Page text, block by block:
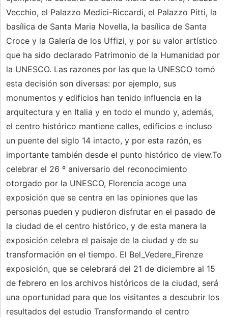
Vecchio, el Palazzo Medici-Riccardi, el Palazzo Pitti, la
basílica de Santa Maria Novella, la basílica de Santa
Croce y la Galería de los Uffizi, y por su valor artístico
que ha sido declarado Patrimonio de la Humanidad por
la UNESCO. Las razones por las que la UNESCO tomó
esta decisión son diversas: por ejemplo, sus
monumentos y edificios han tenido influencia en la
arquitectura y en Italia y en todo el mundo y, además,
el centro histórico mantiene calles, edificios e incluso
un puente del siglo 14 intacto, y por esta razón, es
importante también desde el punto histórico de view.To
celebrar el 26 º aniversario del reconocimiento
otorgado por la UNESCO, Florencia acoge una
exposición que se centra en las opiniones que las
personas pueden y pudieron disfrutar en el pasado de
la ciudad de el centro histórico, y de esta manera la
exposición celebra el paisaje de la ciudad y de su
transformación en el tiempo. El Bel_Vedere_Firenze
exposición, que se celebrará del 21 de diciembre al 15
de febrero en los archivos históricos de la ciudad, será
una oportunidad para que los visitantes a descubrir los
resultados del estudio Transformando el centro